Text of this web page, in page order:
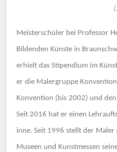
Meisterschüler bei Professor
Bildenden Künste in
erhielt das Stipendium im
er die Malergruppe
Konvention (bis 2002) und
Seit 2016 hat er einen
inne. Seit 1996 stellt der
Museen und Kunstmessen